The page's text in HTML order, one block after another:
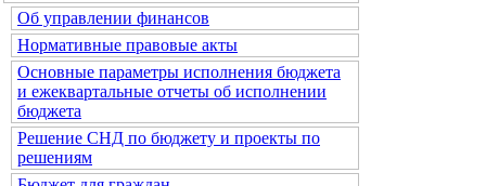
Об управлении финансов
Нормативные правовые акты
Основные параметры исполнения бюджета
и ежеквартальные отчеты об исполнении
бюджета
Решение СНД по бюджету и проекты по
решениям